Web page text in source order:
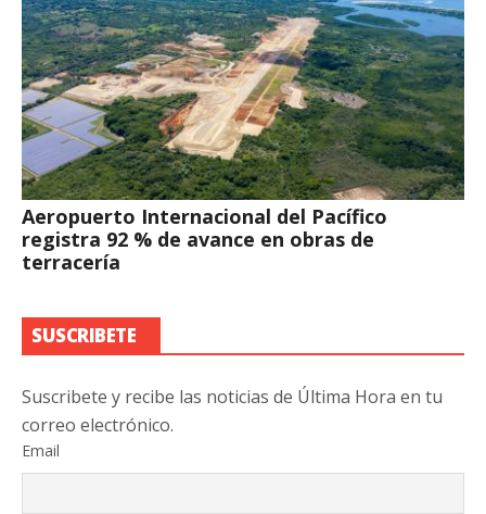
Aeropuerto Internacional del Pacífico
registra 92 % de avance en obras de
terracería
SUSCRIBETE
Suscribete y recibe las noticias de Última Hora en tu
correo electrónico.
Email